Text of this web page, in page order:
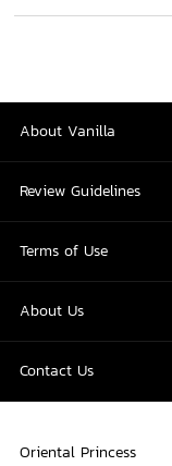
About Vanilla
Review Guidelines
Terms of Use
About Us
Contact Us
Oriental Princess